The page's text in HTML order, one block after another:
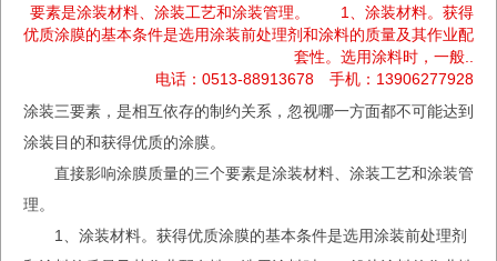
要素是涂装材料、涂装工艺和涂装管理。 1、涂装材料。获得
优质涂膜的基本条件是选用涂装前处理剂和涂料的质量及其作业配
套性。选用涂料时，一般..
电话：0513-88913678 手机：13906277928
涂装三要素，是相互依存的制约关系，忽视哪一方面都不可能达到
涂装目的和获得优质的涂膜。
直接影响涂膜质量的三个要素是涂装材料、涂装工艺和涂装管
理。
1、涂装材料。获得优质涂膜的基本条件是选用涂装前处理剂